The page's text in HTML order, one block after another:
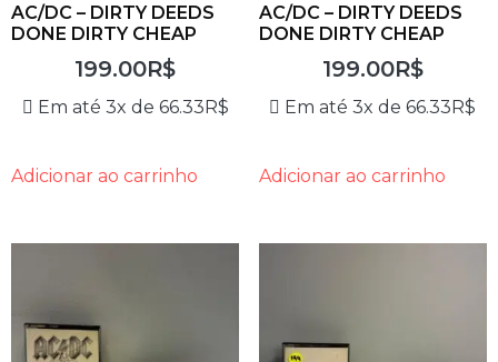
AC/DC – DIRTY DEEDS
DONE DIRTY CHEAP
199.00R$
Em até 3x de 66.33R$
Adicionar ao carrinho
AC/DC – DIRTY DEEDS
DONE DIRTY CHEAP
199.00R$
Em até 3x de66.33R$
Adicionar ao carrinho